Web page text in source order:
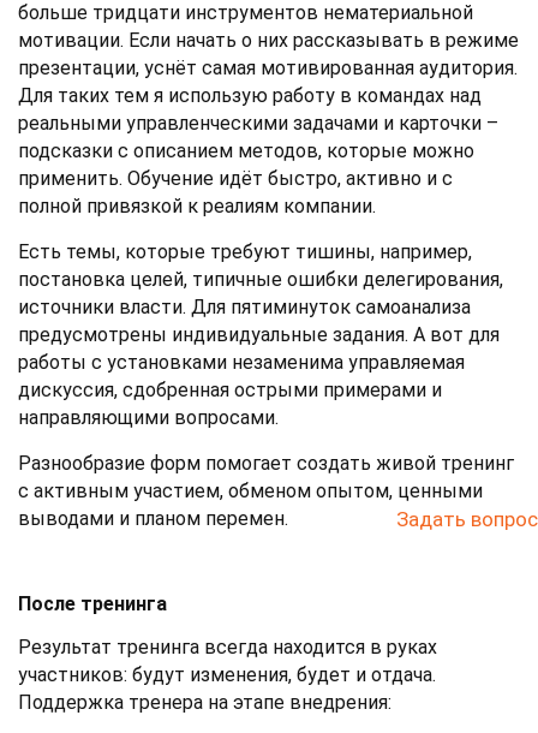
больше тридцати инструментов нематериальной
мотивации. Если начать о них рассказывать в режиме
презентации, уснёт самая мотивированная аудитория.
Для таких тем я использую работу в командах над
реальными управленческими задачами и карточки –
подсказки с описанием методов, которые можно
применить. Обучение идёт быстро, активно и с
полной привязкой к реалиям компании.
Есть темы, которые требуют тишины, например,
постановка целей, типичные ошибки делегирования,
источники власти. Для пятиминуток самоанализа
предусмотрены индивидуальные задания. А вот для
работы с установками незаменима управляемая
дискуссия, сдобренная острыми примерами и
направляющими вопросами.
Разнообразие форм помогает создать живой тренинг
с активным участием, обменом опытом, ценными
выводами и планом перемен.
После тренинга
Результат тренинга всегда находится в руках
участников: будут изменения, будет и отдача.
Поддержка тренера на этапе внедрения:
Задать вопрос